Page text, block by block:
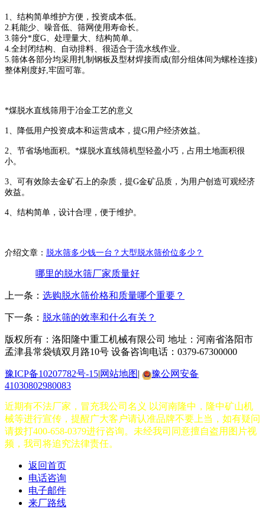
1、结构简单维护方便，投资成本低。
2.耗能少、噪音低、筛网使用寿命长。
3.筛分*度G、处理量大、结构简单。
4.全封闭结构、自动排料、很适合于流水线作业。
5.筛体各部分均采用扎制钢板及型材焊接而成(部分组体间为螺栓连接)
整体刚度好,牢固可靠。
*煤脱水直线筛用于冶金工艺的意义
1、降低用户投资成本和运营成本，提G用户经济效益。
2、节省场地面积。*煤脱水直线筛机型轻盈小巧，占用土地面积很
小。
3、可有效除去金矿石上的杂质，提G金矿品质，为用户创造可观经济
效益。
4、结构简单，设计合理，便于维护。
介绍文章： 脱水筛多少钱一台？大型脱水筛价位多少？
哪里的脱水筛厂家质量好
上一条： 选购脱水筛价格和质量哪个重要？
下一条： 脱水筛的效率和什么有关？
版权所有：洛阳隆中重工机械有限公司 地址：河南省洛阳市
孟津县常袋镇双月路10号 设备咨询电话：0379-67300000
豫ICP备10207782号-15|网站地图|
豫公网安备
41030802980083
近期有不法厂家，冒充我公司名义 以河南隆中，隆中矿山机
械等进行宣传，提醒广大客户请认准品牌不要上当，如有疑问
请拨打400-658-0379进行咨询。未经我司同意擅自盗用图片视
频，我司将追究法律责任。
返回首页
电话咨询
电子邮件
来厂路线